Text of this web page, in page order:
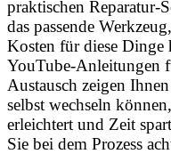
praktischen Reparatur-
das passende
Kosten für diese Dinge
YouTube-Anleitungen
Austausch zeigen
selbst wechseln
erleichtert und Zeit
Sie bei dem Prozess